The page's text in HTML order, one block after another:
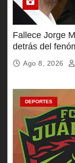
Fallece Jorge
detrás del
Ago 8, 2026
DEPORTES